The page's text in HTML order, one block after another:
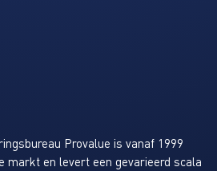
Provalue is vanaf 1999
markt en levert een gevarieerd scala